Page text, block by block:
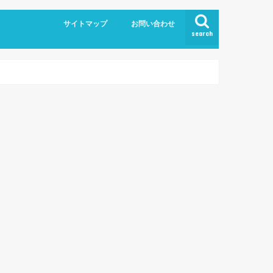
search
サイトマップ お問い合わせ